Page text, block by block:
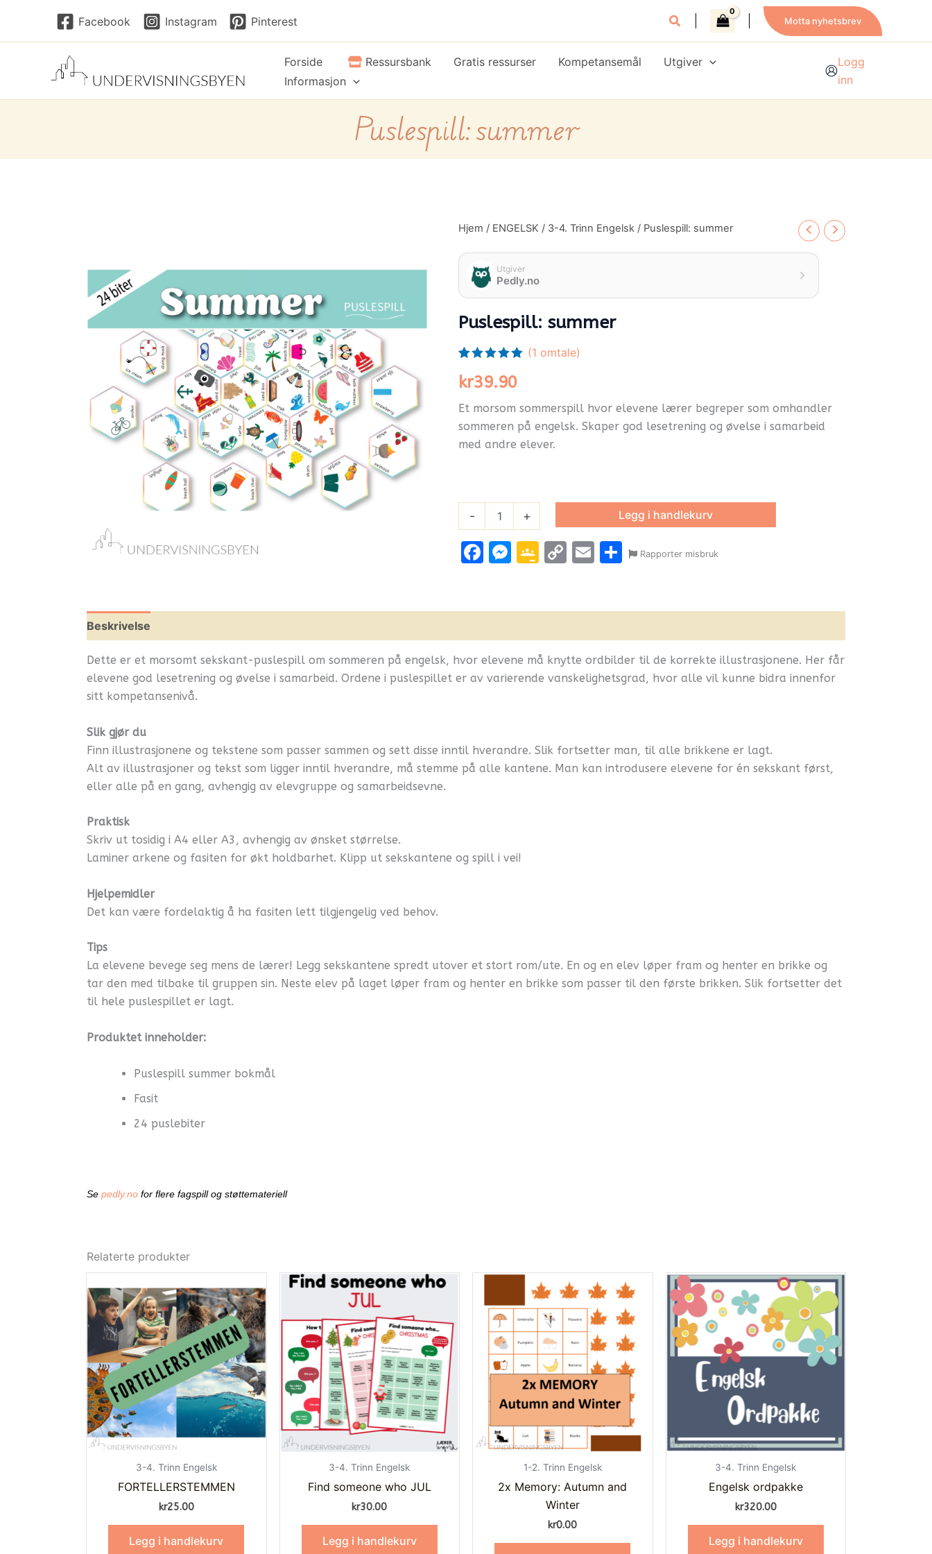
til
Facebook Instagram Pinterest Motta nyhetsbrev
Forside Ressursbank Gratis ressurser Kompetansemål
Utgiver
Informasjon
Logg
inn
Puslespill: summer
Hjem / ENGELSK / 3-4. Trinn Engelsk / Puslespill: summer
Utgiver
Pedly.no
Puslespill: summer
5.00av 5
basert på
kundevurdering
(1 omtale)
kr39.90
Et morsom sommerspill hvor elevene lærer begreper som omhandler
sommeren på engelsk. Skaper god lesetrening og øvelse i samarbeid
med andre elever.
-
Puslespill:
antall
+ Legg i handlekurv
Facebook
Messenger
Google
CopyEmailShare
Rapporter misbruk
Beskrivelse
Dette er et morsomt sekskant-puslespill om sommeren på engelsk, hvor elevene må knytte ordbilder til de korrekte illustrasjonene. Her får
elevene god lesetrening og øvelse i samarbeid. Ordene i puslespillet er av varierende vanskelighetsgrad, hvor alle vil kunne bidra innenfor
sitt kompetansenivå.
Slik gjør du
Finn illustrasjonene og tekstene som passer sammen og sett disse inntil hverandre. Slik fortsetter man, til alle brikkene er lagt.
Alt av illustrasjoner og tekst som ligger inntil hverandre, må stemme på alle kantene. Man kan introdusere elevene for én sekskant først,
eller alle på en gang, avhengig av elevgruppe og samarbeidsevne.
Praktisk
Skriv ut tosidig i A4 eller A3, avhengig av ønsket størrelse.
Laminer arkene og fasiten for økt holdbarhet. Klipp ut sekskantene og spill i vei!
Hjelpemidler
Det kan være fordelaktig å ha fasiten lett tilgjengelig ved behov.
Tips
La elevene bevege seg mens de lærer! Legg sekskantene spredt utover et stort rom/ute. En og en elev løper fram og henter en brikke og
tar den med tilbake til gruppen sin. Neste elev på laget løper fram og henter en brikke som passer til den første brikken. Slik fortsetter det
til hele puslespillet er lagt.
Produktet inneholder:
Puslespill summer bokmål
Fasit
24 puslebiter
Se pedly.no for flere fagspill og støttemateriell
Relaterte produkter
3-4. Trinn Engelsk
FORTELLERSTEMMEN
kr25.00
Legg i handlekurv
3-4. Trinn Engelsk
Find someone who JUL
kr30.00
Legg i handlekurv
1-2. Trinn Engelsk
2x Memory: Autumn and
Winter
kr0.00
3-4. Trinn Engelsk
Engelsk ordpakke
kr320.00
Legg i handlekurv